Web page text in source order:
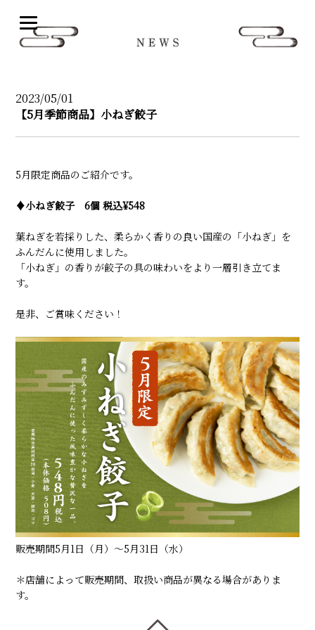
2023/05/01
【5月季節商品】小ねぎ餃子
5月限定商品のご紹介です。
♦︎小ねぎ餃子 6個 税込¥548
葉ねぎを若採りした、柔らかく香りの良い国産の「小ねぎ」を
ふんだんに使用しました。
「小ねぎ」の香りが餃子の具の味わいをより一層引き立てま
す。
是非、ご賞味ください！
販売期間5月1日（月）〜5月31日（水）
＊店舗によって販売期間、取扱い商品が異なる場合がありま
す。